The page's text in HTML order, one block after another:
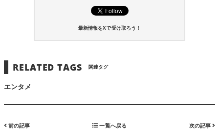
最新情報をXで受け取ろう！
RELATED TAGS 関連タグ
エンタメ
前の記事 一覧へ戻る 次の記事